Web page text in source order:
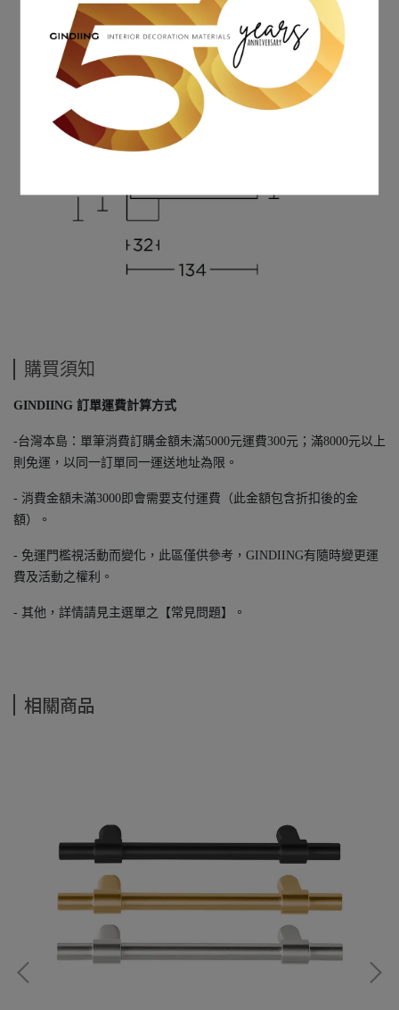
購買須知
GINDIING 訂單運費計算方式
-台灣本島：單筆消費訂購金額未滿5000元運費300元；滿8000元以上
則免運，以同一訂單同一運送地址為限。
- 消費金額未滿3000即會需要支付運費（此金額包含折扣後的金
額）。
- 免運門檻視活動而變化，此區僅供參考，GINDIING有隨時變更運
費及活動之權利。
- 其他，詳情請見主選單之【常見問題】。
相關商品